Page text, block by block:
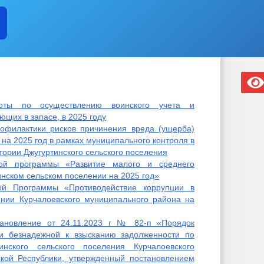
субъектов
предпринимательства
по осуществлению воинского учета и
в запасе, в 2025 году
рисков причинения вреда (ущерба)
2025 год в рамках муниципального контроля в
Джугуртинского сельского поселения
программы «Развитие малого и среднего
сельском поселении на 2025 год»
Программы «Противодействие коррупции в
Курчалоевского муниципального района на
от 24.11.2023 г № 82-п «Порядок
безнадежной к взысканию задолженности по
сельского поселения Курчалоевского
Республики, утвержденный постановлением